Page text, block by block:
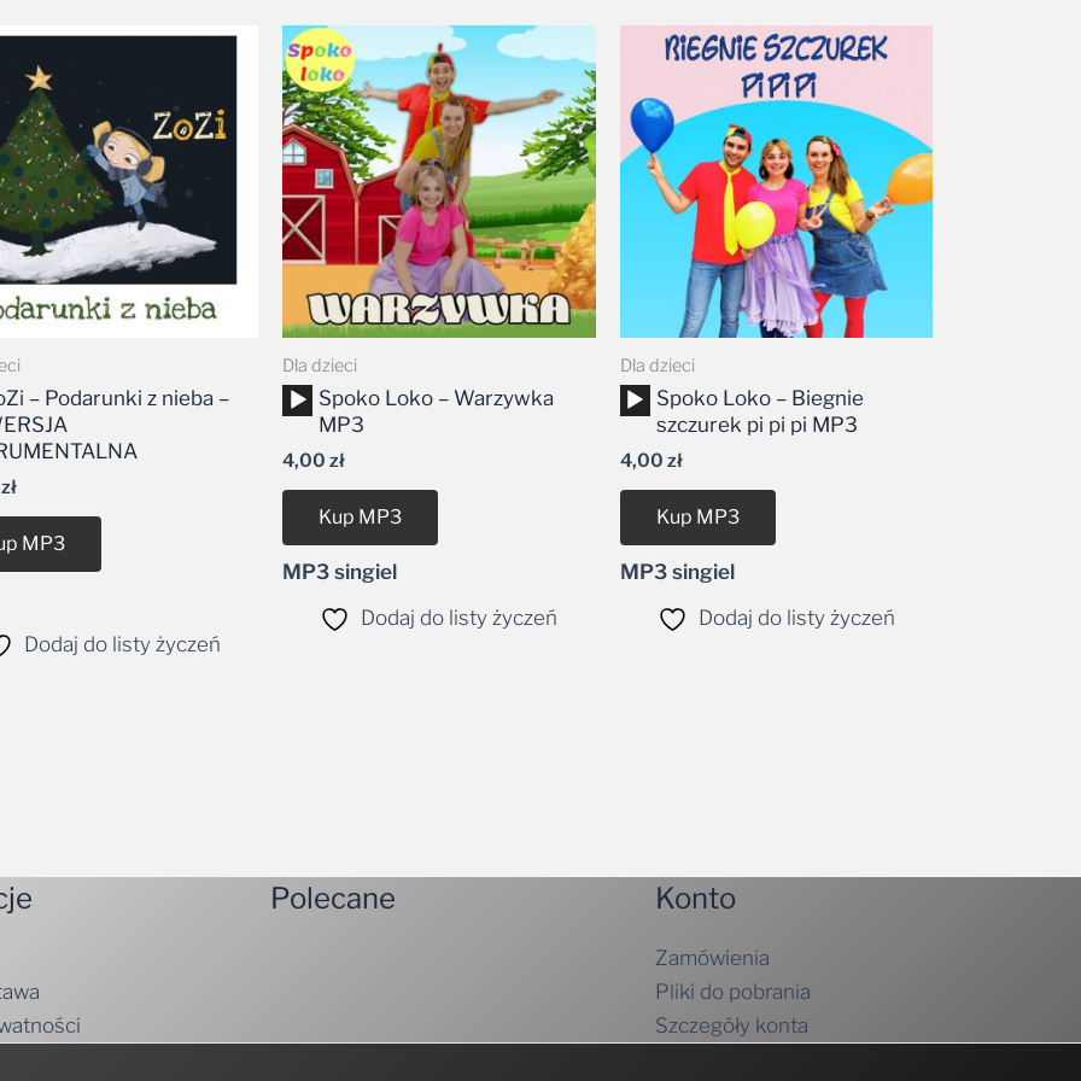
– Podarunki z nieba –
zł
MP3
Dodaj do listy życzeń
Dla dzieci
Odtwarzacz
plików
dźwiękowych
Spoko Loko – Warzywka
MP3
4,00 zł
Kup MP3
MP3 singiel
Dodaj do listy życzeń
Dla dzieci
Odtwarzacz
plików
dźwiękowych
Spoko Loko – Biegnie
szczurek pi pi pi MP3
4,00 zł
Kup MP3
MP3 singiel
Dodaj do listy życzeń
Polecane Konto
Zamówienia
Pliki do pobrania
Szczegóły konta